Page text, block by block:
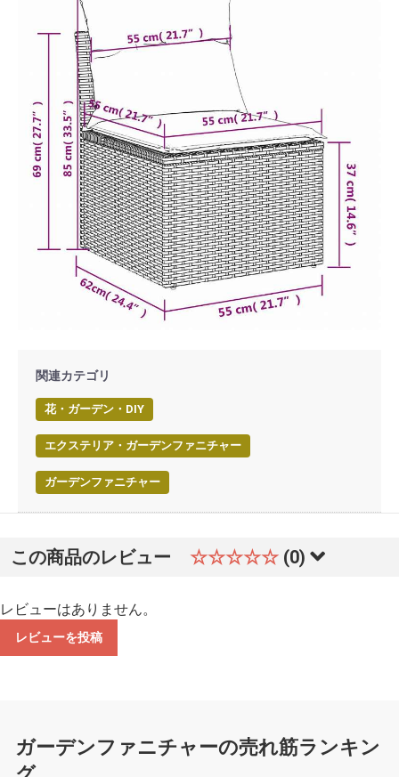
関連カテゴリ
花・ガーデン・DIY
エクステリア・ガーデンファニチャー
ガーデンファニチャー
この商品のレビュー ☆☆☆☆☆ (0)
レビューはありません。
レビューを投稿
ガーデンファニチャーの売れ筋ランキン